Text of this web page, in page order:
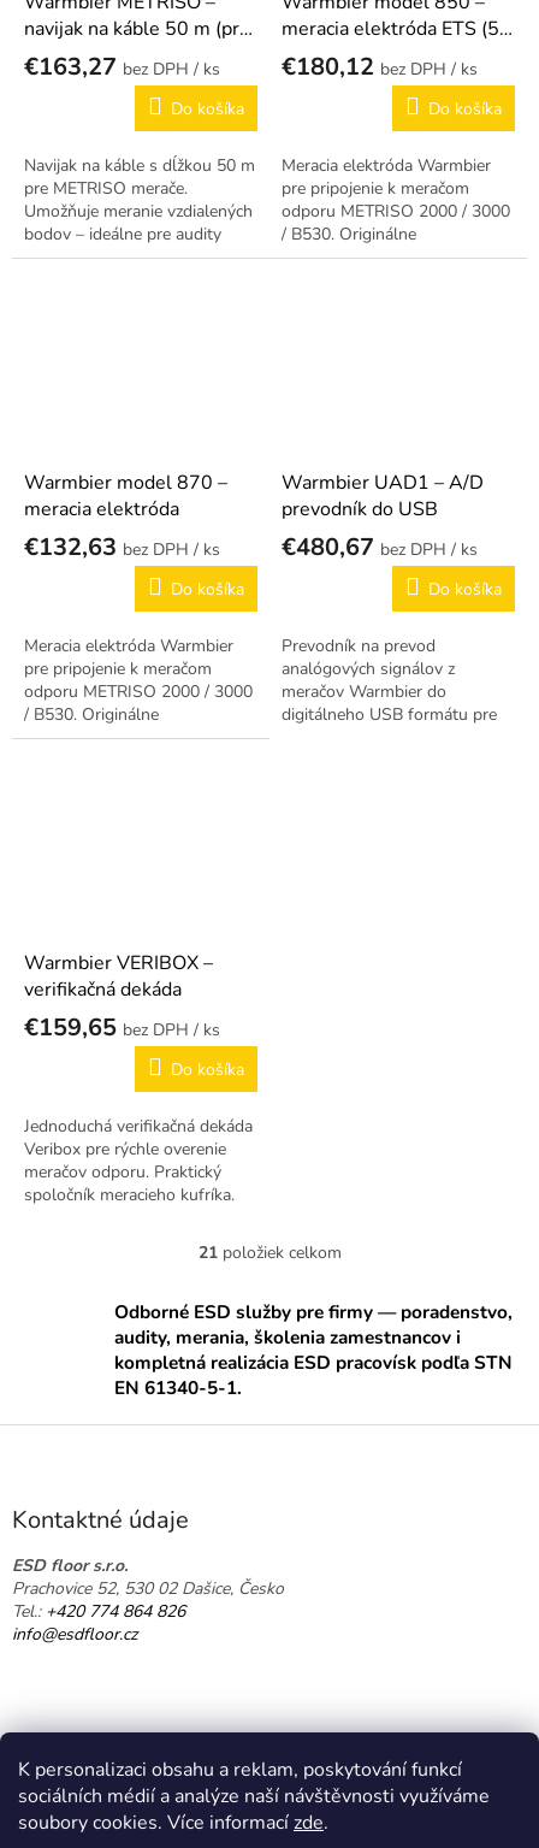
K personalizaci obsahu a reklam, poskytování funkcí
sociálních médií a analýze naší návštěvnosti využíváme
soubory cookies. Více informacízde.
navijak na káble 50 m (pre
2000, 3000, 530)
€163,27
/ ks
Do košíka
Navijak na káble s dĺžkou 50 m
pre METRISO merače.
Umožňuje meranie vzdialených
bodov – ideálne pre audity
rozsiahlych EPA priestorov.
meracia elektróda ETS (5
lb / 2,3 kg)
€180,12
/ ks
Do košíka
Meracia elektróda Warmbier
pre pripojenie k meračom
odporu METRISO 2000 / 3000
/ B530. Originálne
príslušenstvo pre ESD audity.
Warmbier model 870 –
meracia elektróda
€132,63
/ ks
Do košíka
Meracia elektróda Warmbier
pre pripojenie k meračom
odporu METRISO 2000 / 3000
/ B530. Originálne
príslušenstvo pre ESD audity.
Warmbier UAD1 – A/D
prevodník do USB
€480,67
/ ks
Do košíka
Prevodník na prevod
analógových signálov z
meračov Warmbier do
digitálneho USB formátu pre
Warmbier VERIBOX –
verifikačná dekáda
€159,65
/ ks
Do košíka
Jednoduchá verifikačná dekáda
Veribox pre rýchle overenie
meračov odporu. Praktický
spoločník meracieho kufríka.
O
l
á
d
a
i
v
21položiek celkom
Odborné ESD služby pre firmy — poradenstvo,
audity, merania, školenia zamestnancov i
kompletná realizácia ESD pracovísk podľa STN
EN 61340-5-1.
Z
Kontaktné údaje
ESD floor s.r.o.
Prachovice 52, 530 02 Dašice, Česko
Tel.: +420 774 864 826
info@esdfloor.cz